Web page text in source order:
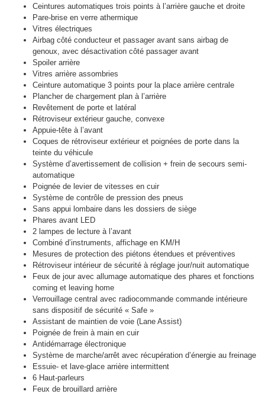
Ceintures automatiques trois points à l’arrière gauche et droite
Pare-brise en verre athermique
Vitres électriques
Airbag côté conducteur et passager avant sans airbag de
genoux, avec désactivation côté passager avant
Spoiler arrière
Vitres arrière assombries
Ceinture automatique 3 points pour la place arrière centrale
Plancher de chargement plan à l’arrière
Revêtement de porte et latéral
Rétroviseur extérieur gauche, convexe
Appuie-tête à l’avant
Coques de rétroviseur extérieur et poignées de porte dans la
teinte du véhicule
Système d’avertissement de collision + frein de secours semi-
automatique
Poignée de levier de vitesses en cuir
Système de contrôle de pression des pneus
Sans appui lombaire dans les dossiers de siège
Phares avant LED
2 lampes de lecture à l’avant
Combiné d’instruments, affichage en KM/H
Mesures de protection des piétons étendues et préventives
Rétroviseur intérieur de sécurité à réglage jour/nuit automatique
Feux de jour avec allumage automatique des phares et fonctions
coming et leaving home
Verrouillage central avec radiocommande commande intérieure
sans dispositif de sécurité « Safe »
Assistant de maintien de voie (Lane Assist)
Poignée de frein à main en cuir
Antidémarrage électronique
Système de marche/arrêt avec récupération d’énergie au freinage
Essuie- et lave-glace arrière intermittent
6 Haut-parleurs
Feux de brouillard arrière